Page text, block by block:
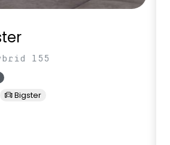
155
Bigster